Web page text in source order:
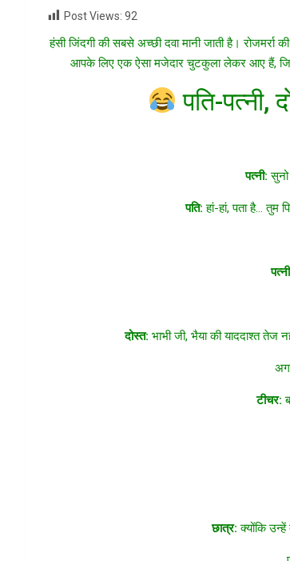
Post Views: 92
हंसी जिंदगी की सबसे अच्छी दवा मानी जाती है।
आपके लिए एक ऐसा मजेदार चुटकुला लेकर आए हैं,
पति-पत्नी,
पत्नी: सुनो
पति: हां-हां, पता है… तुम
दोस्त: भाभी जी, भैया की याददाश्त तेज
टीचर:
छात्र: क्योंकि